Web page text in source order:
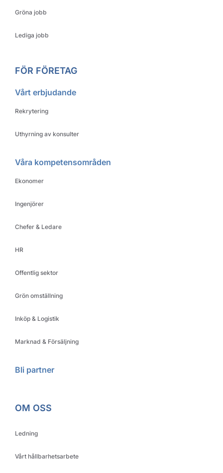
Gröna jobb
Lediga jobb
FÖR FÖRETAG
Vårt erbjudande
Rekrytering
Uthyrning av konsulter
Våra kompetensområden
Ekonomer
Ingenjörer
Chefer & Ledare
HR
Offentlig sektor
Grön omställning
Inköp & Logistik
Marknad & Försäljning
Bli partner
OM OSS
Ledning
Vårt hållbarhetsarbete